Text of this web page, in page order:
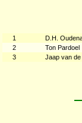
1
D.H.
2
Ton Pardoel
3
Jaap van de